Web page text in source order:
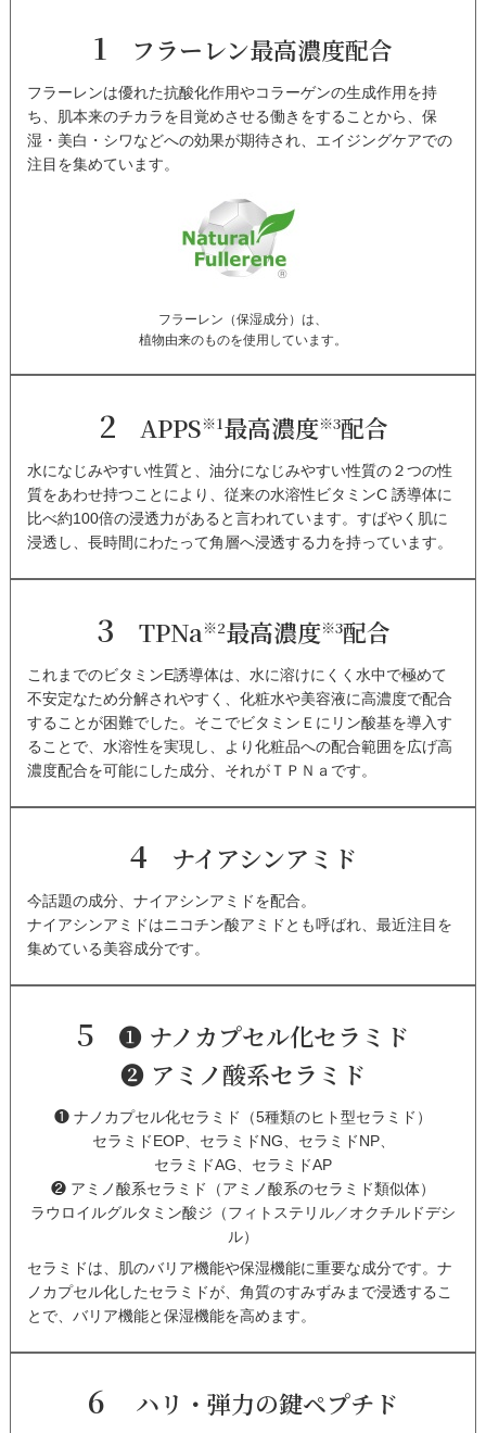
1 フラーレン最高濃度配合
フラーレンは優れた抗酸化作用やコラーゲンの生成作用を持
ち、肌本来のチカラを目覚めさせる働きをすることから、保
湿・美白・シワなどへの効果が期待され、エイジングケアでの
注目を集めています。
フラーレン（保湿成分）は、
植物由来のものを使用しています。
2 APPS※1最高濃度※3配合
水になじみやすい性質と、油分になじみやすい性質の２つの性
質をあわせ持つことにより、従来の水溶性ビタミンC 誘導体に
比べ約100倍の浸透力があると言われています。すばやく肌に
浸透し、長時間にわたって角層へ浸透する力を持っています。
3 TPNa※2最高濃度※3配合
これまでのビタミンE誘導体は、水に溶けにくく水中で極めて
不安定なため分解されやすく、化粧水や美容液に高濃度で配合
することが困難でした。そこでビタミンＥにリン酸基を導入す
ることで、水溶性を実現し、より化粧品への配合範囲を広げ高
濃度配合を可能にした成分、それがＴＰＮａです。
4 ナイアシンアミド
今話題の成分、ナイアシンアミドを配合。
ナイアシンアミドはニコチン酸アミドとも呼ばれ、最近注目を
集めている美容成分です。
5 ❶ ナノカプセル化セラミド
❷ アミノ酸系セラミド
❶ ナノカプセル化セラミド（5種類のヒト型セラミド）
セラミドEOP、セラミドNG、セラミドNP、
セラミドAG、セラミドAP
❷ アミノ酸系セラミド（アミノ酸系のセラミド類似体）
ラウロイルグルタミン酸ジ（フィトステリル／オクチルドデシ
ル）
セラミドは、肌のバリア機能や保湿機能に重要な成分です。ナ
ノカプセル化したセラミドが、角質のすみずみまで浸透するこ
とで、バリア機能と保湿機能を高めます。
6 ハリ・弾力の鍵ペプチド